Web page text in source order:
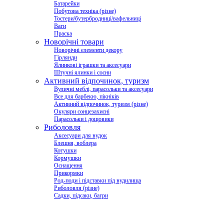
Батарейки
Побутова техніка (різне)
Тостери/бутербродниці/вафельниці
Ваги
Праска
Новорічні товари
Новорічні елементи декору
Гірлянди
Ялинкові іграшки та аксесуари
Штучні ялинки і сосни
Активний відпочинок, туризм
Вуличні меблі, парасольки та аксесуари
Все для барбекю, пікніків
Активний відпочинок, туризм (різне)
Окуляри сонцезахисні
Парасольки і дощовики
Риболовля
Аксесуари для вудок
Блешня, воблера
Котушки
Кормушки
Оснащення
Прикормки
Род-поди і підставки під вудилища
Риболовля (різне)
Садки, підсаки, багри